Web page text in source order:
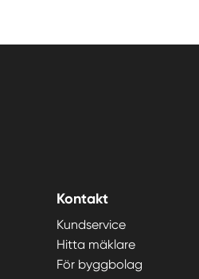
Kontakt
Kundservice
Hitta mäklare
För byggbolag